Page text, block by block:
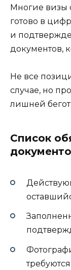
Многие визы
готово в
и
документов,
Не все
случае, но
лишней
Список